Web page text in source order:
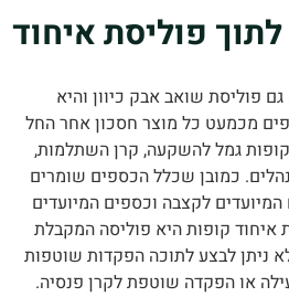
פוליסת איחוד
שואב אבק כיוון והיא
כל מוצר חסכון אחר החל
גמל להשקעה, קרן השתלמות,
כמובן שכלל הכספים שומרים
לקצבה וכספים המיועדים
קופות היא פוליסה המקבלת
לבצע לתוכה הפקדות שוטפות
הפקדה שוטפת לקרן פנסיה.